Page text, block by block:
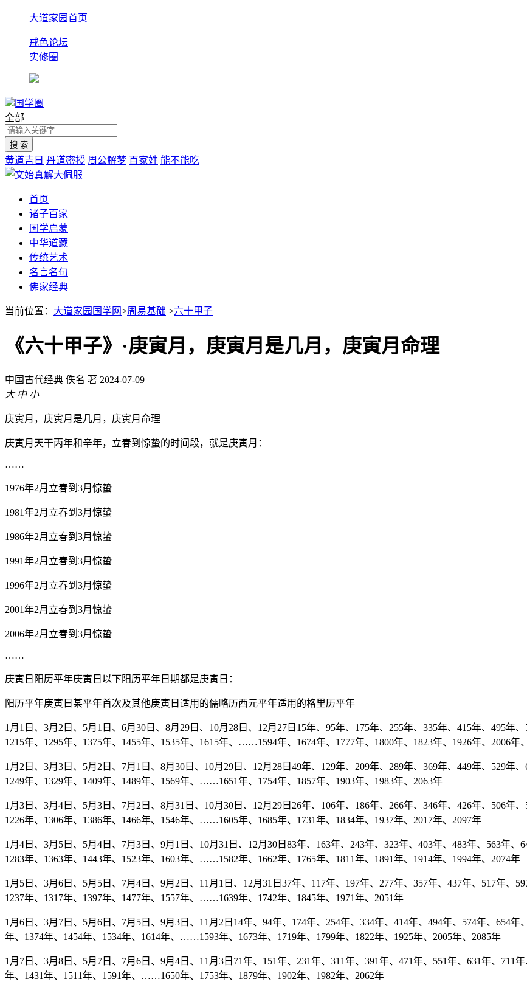
大道家园首页
戒色论坛
实修圈
国学圈
全部
黄道吉日 丹道密授 周公解梦 百家姓 能不能吃
首页
诸子百家
国学启蒙
中华道藏
传统艺术
名言名句
佛家经典
当前位置： 大道家园国学网>周易基础 >六十甲子
《六十甲子》·庚寅月，庚寅月是几月，庚寅月命理
中国古代经典 佚名 著 2024-07-09
大 中 小
庚寅月，庚寅月是几月，庚寅月命理
庚寅月天干丙年和辛年，立春到惊蛰的时间段，就是庚寅月：
……
1976年2月立春到3月惊蛰
1981年2月立春到3月惊蛰
1986年2月立春到3月惊蛰
1991年2月立春到3月惊蛰
1996年2月立春到3月惊蛰
2001年2月立春到3月惊蛰
2006年2月立春到3月惊蛰
……
庚寅日阳历平年庚寅日以下阳历平年日期都是庚寅日：
阳历平年庚寅日某平年首次及其他庚寅日适用的儒略历西元平年适用的格里历平年
1月1日、3月2日、5月1日、6月30日、8月29日、10月28日、12月27日15年、95年、175年、255年、335年、415年、495年
1215年、1295年、1375年、1455年、1535年、1615年、……1594年、1674年、1777年、1800年、1823年、1926年、2006年
1月2日、3月3日、5月2日、7月1日、8月30日、10月29日、12月28日49年、129年、209年、289年、369年、449年、529年
1249年、1329年、1409年、1489年、1569年、……1651年、1754年、1857年、1903年、1983年、2063年
1月3日、3月4日、5月3日、7月2日、8月31日、10月30日、12月29日26年、106年、186年、266年、346年、426年、506年
1226年、1306年、1386年、1466年、1546年、……1605年、1685年、1731年、1834年、1937年、2017年、2097年
1月4日、3月5日、5月4日、7月3日、9月1日、10月31日、12月30日83年、163年、243年、323年、403年、483年、563年、
1283年、1363年、1443年、1523年、1603年、……1582年、1662年、1765年、1811年、1891年、1914年、1994年、2074年
1月5日、3月6日、5月5日、7月4日、9月2日、11月1日、12月31日37年、117年、197年、277年、357年、437年、517年、
1237年、1317年、1397年、1477年、1557年、……1639年、1742年、1845年、1971年、2051年
1月6日、3月7日、5月6日、7月5日、9月3日、11月2日14年、94年、174年、254年、334年、414年、494年、574年、654年
年、1374年、1454年、1534年、1614年、……1593年、1673年、1719年、1799年、1822年、1925年、2005年、2085年
1月7日、3月8日、5月7日、7月6日、9月4日、11月3日71年、151年、231年、311年、391年、471年、551年、631年、711
年、1431年、1511年、1591年、……1650年、1753年、1879年、1902年、1982年、2062年